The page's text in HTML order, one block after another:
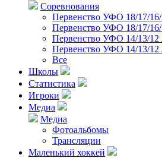
Соревнования
Первенство УФО 18/17/16/
Первенство УФО 18/17/16/
Первенство УФО 14/13/12
Первенство УФО 14/13/12
Все
Школы
Статистика
Игроки
Медиа
Медиа
Фотоальбомы
Трансляции
Маленький хоккей